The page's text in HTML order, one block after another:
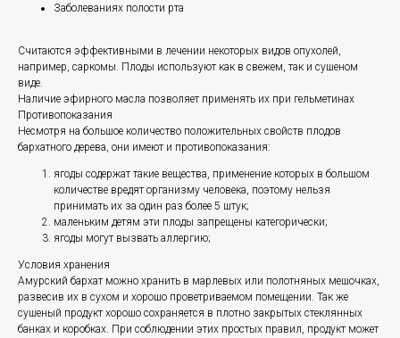
Заболеваниях полости рта
Считаются эффективными в лечении некоторых видов опухолей,
например, саркомы. Плоды используют как в свежем, так и сушеном
виде.
Наличие эфирного масла позволяет применять их при гельметинах
Противопоказания
Несмотря на большое количество положительных свойств плодов
бархатного дерева, они имеют и противопоказания:
ягоды содержат такие вещества, применение которых в большом
количестве вредят организму человека, поэтому нельзя
принимать их за один раз более 5 штук;
маленьким детям эти плоды запрещены категорически;
ягоды могут вызвать аллергию;
Условия хранения
Амурский бархат можно хранить в марлевых или полотняных мешочках,
развесив их в сухом и хорошо проветриваемом помещении. Так же
сушеный продукт хорошо сохраняется в плотно закрытых стеклянных
банках и коробках. При соблюдении этих простых правил, продукт может